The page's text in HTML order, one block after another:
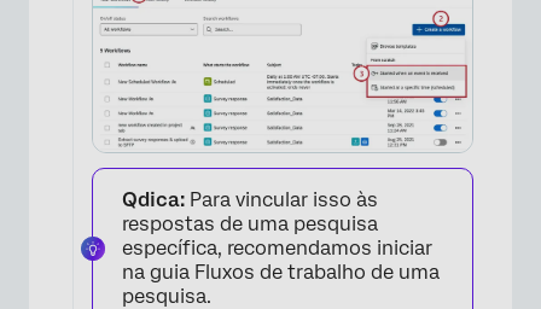
×
Qdica: Para vincular isso às
respostas de uma pesquisa
específica, recomendamos iniciar
na guia Fluxos de trabalho de uma
pesquisa.